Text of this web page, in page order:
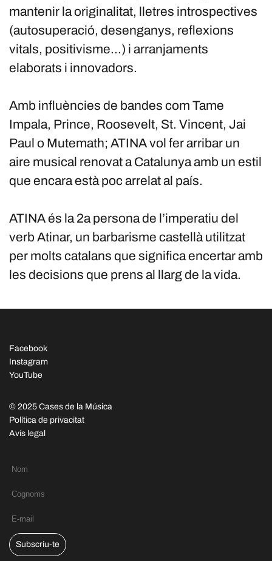
mantenir la originalitat, lletres introspectives
(autosuperació, desenganys, reflexions
vitals, positivisme...) i arranjaments
elaborats i innovadors.
Amb influències de bandes com Tame
Impala, Prince, Roosevelt, St. Vincent, Jai
Paul o Mutemath; ATINA vol fer arribar un
aire musical renovat a Catalunya amb un estil
que encara està poc arrelat al país.
ATINA és la 2a persona de l’imperatiu del
verb Atinar, un barbarisme castellà utilitzat
per molts catalans que significa encertar amb
les decisions que prens al llarg de la vida.
Facebook
Instagram
YouTube
© 2025 Cases de la Música
Política de privacitat
Avís legal
Subscriu-te